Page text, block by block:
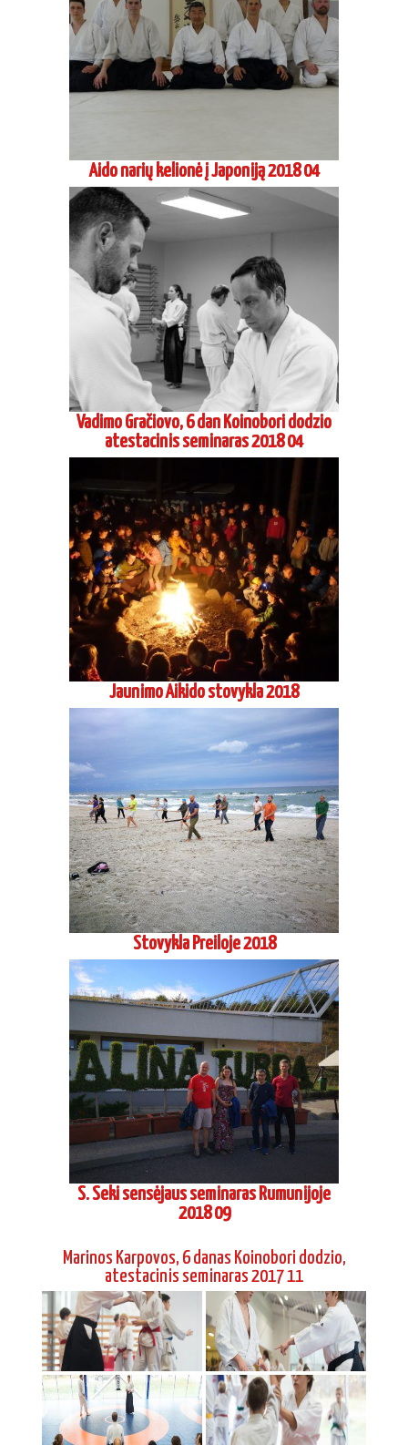
Aido narių kelionė į Japoniją 2018 04
Vadimo Gračiovo, 6 dan Koinobori dodzio
atestacinis seminaras 2018 04
Jaunimo Aikido stovykla 2018
Stovykla Preiloje 2018
S. Seki sensėjaus seminaras Rumunijoje
2018 09
Marinos Karpovos, 6 danas Koinobori dodzio,
atestacinis seminaras 2017 11